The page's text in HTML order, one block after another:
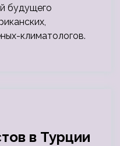
будущего
климатологов.
в Турции